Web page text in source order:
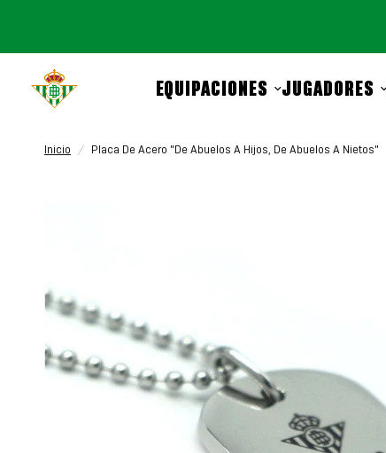
EQUIPACIONES JUGADORES
Inicio / Placa De Acero "De Abuelos A Hijos, De Abuelos A Nietos"